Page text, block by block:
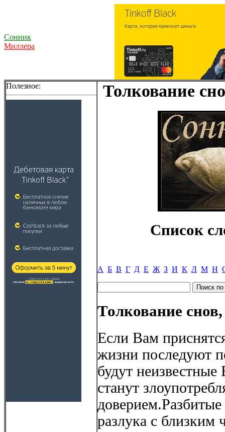
Сонник
Миллера
Полезное: Толкование
Список
А Б В Г Д Е Ж З И К Л М Н
Толкование
Если Вам
жизни последуют
будут
станут
разлука с близким